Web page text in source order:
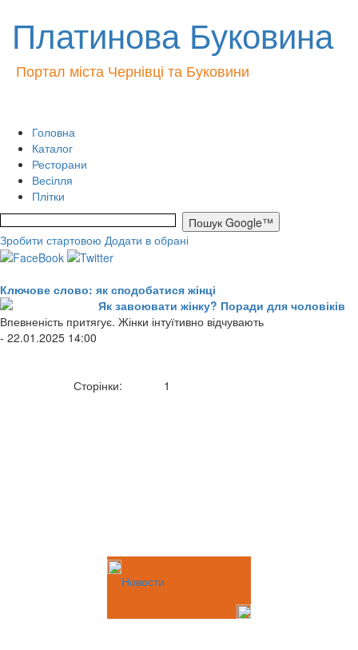
Платинова Буковина
Портал міста Чернівці та Буковини
Головна
Каталог
Ресторани
Весілля
Плітки
Зробити стартовою Додати в обрані
Ключове слово: як сподобатися жінці
Як завоювати жінку? Поради для чоловіків
Впевненість притягує. Жінки інтуїтивно відчувають
- 22.01.2025 14:00
Сторінки: 1
Новости